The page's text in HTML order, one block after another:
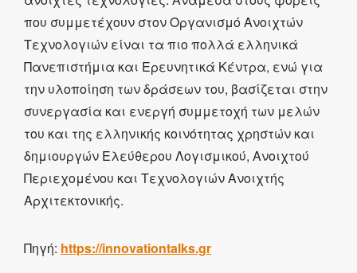
που συμμετέχουν στον Οργανισμό Ανοιχτών
Τεχνολογιών είναι τα πιο πολλά ελληνικά
Πανεπιστήμια και Ερευνητικά Κέντρα, ενώ για
την υλοποίηση των δράσεων του, βασίζεται στην
συνεργασία και ενεργή συμμετοχή των μελών
του και της ελληνικής κοινότητας χρηστών και
δημιουργών Ελεύθερου Λογισμικού, Ανοιχτού
Περιεχομένου και Τεχνολογιών Ανοιχτής
Αρχιτεκτονικής.
Πηγή: https://innovationtalks.gr